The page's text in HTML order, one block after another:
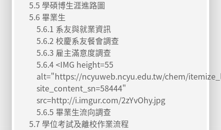
5.5 學碩博生涯進路圖
5.6 畢業生
5.6.1 系友與就業資訊
5.6.2 校慶系友餐會調查
5.6.3 雇主滿意度調查
5.6.4 <IMG height=55
alt="https://ncyuweb.ncyu.edu.tw/chem/
site_content_sn=58444"
src=http://i.imgur.com/2zYvOhy.jpg
5.6.5 畢業生流向調查
5.7 學位考試及離校作業流程